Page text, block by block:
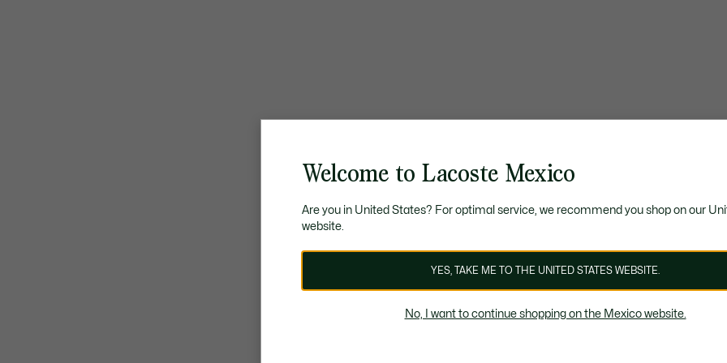
Welcome to Lacoste Mexico
Are you in United States? For optimal service, we recommend you shop on our
website.
YES, TAKE ME TO THE UNITED STATES WEBSITE.
No, I want to continue shopping on the Mexico website.